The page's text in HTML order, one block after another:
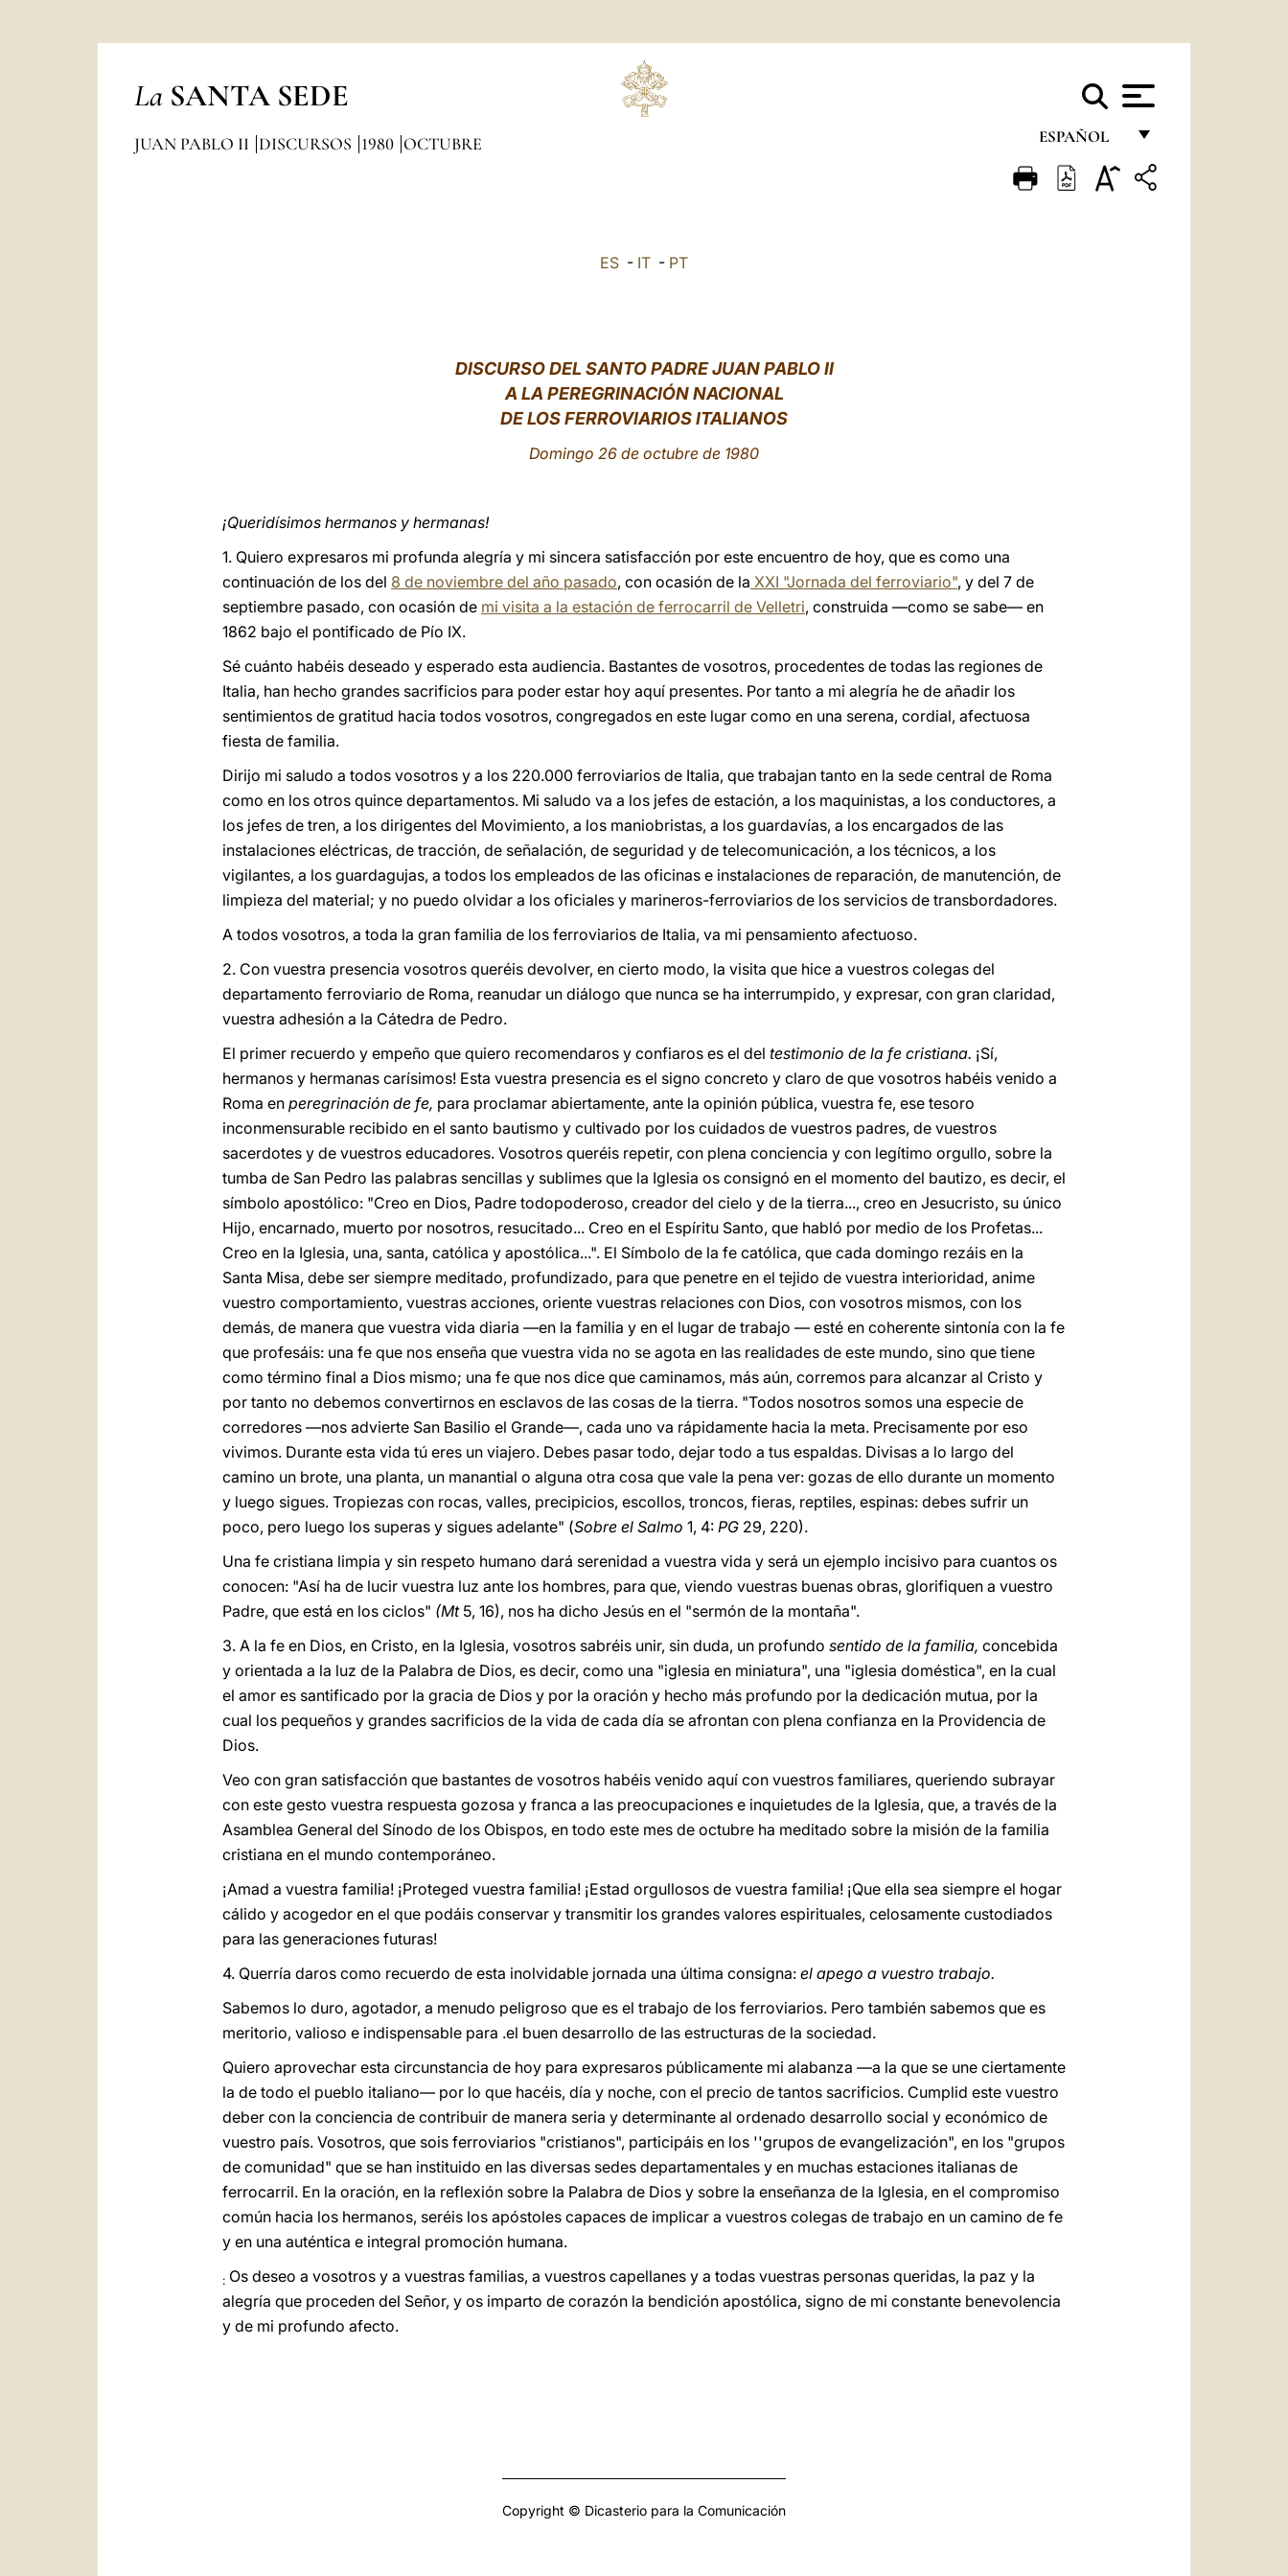
La SANTA SEDE
ESPAÑOL
FRANÇAIS
JUAN PABLO II DISCURSOS 1980 OCTUBRE
ES - IT - PT
DISCURSO DEL SANTO PADRE JUAN PABLO II
A LA PEREGRINACIÓN NACIONAL
DE LOS FERROVIARIOS ITALIANOS
Domingo 26 de octubre de 1980
¡Queridísimos hermanos y hermanas!
1. Quiero expresaros mi profunda alegría y mi sincera satisfacción por este encuentro de hoy, que es como una
continuación de los del 8 de noviembre del año pasado, con ocasión de la XXI "Jornada del ferroviario", y del 7 de
septiembre pasado, con ocasión de mi visita a la estación de ferrocarril de Velletri, construida —como se sabe— en
1862 bajo el pontificado de Pío IX.
Sé cuánto habéis deseado y esperado esta audiencia. Bastantes de vosotros, procedentes de todas las regiones de
Italia, han hecho grandes sacrificios para poder estar hoy aquí presentes. Por tanto a mi alegría he de añadir los
sentimientos de gratitud hacia todos vosotros, congregados en este lugar como en una serena, cordial, afectuosa
fiesta de familia.
Dirijo mi saludo a todos vosotros y a los 220.000 ferroviarios de Italia, que trabajan tanto en la sede central de Roma
como en los otros quince departamentos. Mi saludo va a los jefes de estación, a los maquinistas, a los conductores, a
los jefes de tren, a los dirigentes del Movimiento, a los maniobristas, a los guardavías, a los encargados de las
instalaciones eléctricas, de tracción, de señalación, de seguridad y de telecomunicación, a los técnicos, a los
vigilantes, a los guardagujas, a todos los empleados de las oficinas e instalaciones de reparación, de manutención, de
limpieza del material; y no puedo olvidar a los oficiales y marineros-ferroviarios de los servicios de transbordadores.
A todos vosotros, a toda la gran familia de los ferroviarios de Italia, va mi pensamiento afectuoso.
2. Con vuestra presencia vosotros queréis devolver, en cierto modo, la visita que hice a vuestros colegas del
departamento ferroviario de Roma, reanudar un diálogo que nunca se ha interrumpido, y expresar, con gran claridad,
vuestra adhesión a la Cátedra de Pedro.
El primer recuerdo y empeño que quiero recomendaros y confiaros es el del testimonio de la fe cristiana. ¡Sí,
hermanos y hermanas carísimos! Esta vuestra presencia es el signo concreto y claro de que vosotros habéis venido a
Roma en peregrinación de fe, para proclamar abiertamente, ante la opinión pública, vuestra fe, ese tesoro
inconmensurable recibido en el santo bautismo y cultivado por los cuidados de vuestros padres, de vuestros
sacerdotes y de vuestros educadores. Vosotros queréis repetir, con plena conciencia y con legítimo orgullo, sobre la
tumba de San Pedro las palabras sencillas y sublimes que la Iglesia os consignó en el momento del bautizo, es decir, el
símbolo apostólico: "Creo en Dios, Padre todopoderoso, creador del cielo y de la tierra..., creo en Jesucristo, su único
Hijo, encarnado, muerto por nosotros, resucitado... Creo en el Espíritu Santo, que habló por medio de los Profetas...
Creo en la Iglesia, una, santa, católica y apostólica...". El Símbolo de la fe católica, que cada domingo rezáis en la
Santa Misa, debe ser siempre meditado, profundizado, para que penetre en el tejido de vuestra interioridad, anime
vuestro comportamiento, vuestras acciones, oriente vuestras relaciones con Dios, con vosotros mismos, con los
demás, de manera que vuestra vida diaria —en la familia y en el lugar de trabajo — esté en coherente sintonía con la fe
que profesáis: una fe que nos enseña que vuestra vida no se agota en las realidades de este mundo, sino que tiene
como término final a Dios mismo; una fe que nos dice que caminamos, más aún, corremos para alcanzar al Cristo y
por tanto no debemos convertirnos en esclavos de las cosas de la tierra. "Todos nosotros somos una especie de
corredores —nos advierte San Basilio el Grande—, cada uno va rápidamente hacia la meta. Precisamente por eso
vivimos. Durante esta vida tú eres un viajero. Debes pasar todo, dejar todo a tus espaldas. Divisas a lo largo del
camino un brote, una planta, un manantial o alguna otra cosa que vale la pena ver: gozas de ello durante un momento
y luego sigues. Tropiezas con rocas, valles, precipicios, escollos, troncos, fieras, reptiles, espinas: debes sufrir un
poco, pero luego los superas y sigues adelante" (Sobre el Salmo 1, 4: PG 29, 220).
Una fe cristiana limpia y sin respeto humano dará serenidad a vuestra vida y será un ejemplo incisivo para cuantos os
conocen: "Así ha de lucir vuestra luz ante los hombres, para que, viendo vuestras buenas obras, glorifiquen a vuestro
Padre, que está en los ciclos" (Mt 5, 16), nos ha dicho Jesús en el "sermón de la montaña".
3. A la fe en Dios, en Cristo, en la Iglesia, vosotros sabréis unir, sin duda, un profundo sentido de la familia, concebida
y orientada a la luz de la Palabra de Dios, es decir, como una "iglesia en miniatura", una "iglesia doméstica", en la cual
el amor es santificado por la gracia de Dios y por la oración y hecho más profundo por la dedicación mutua, por la
cual los pequeños y grandes sacrificios de la vida de cada día se afrontan con plena confianza en la Providencia de
Dios.
Veo con gran satisfacción que bastantes de vosotros habéis venido aquí con vuestros familiares, queriendo subrayar
con este gesto vuestra respuesta gozosa y franca a las preocupaciones e inquietudes de la Iglesia, que, a través de la
Asamblea General del Sínodo de los Obispos, en todo este mes de octubre ha meditado sobre la misión de la familia
cristiana en el mundo contemporáneo.
¡Amad a vuestra familia! ¡Proteged vuestra familia! ¡Estad orgullosos de vuestra familia! ¡Que ella sea siempre el hogar
cálido y acogedor en el que podáis conservar y transmitir los grandes valores espirituales, celosamente custodiados
para las generaciones futuras!
4. Querría daros como recuerdo de esta inolvidable jornada una última consigna: el apego a vuestro trabajo.
Sabemos lo duro, agotador, a menudo peligroso que es el trabajo de los ferroviarios. Pero también sabemos que es
meritorio, valioso e indispensable para .el buen desarrollo de las estructuras de la sociedad.
Quiero aprovechar esta circunstancia de hoy para expresaros públicamente mi alabanza —a la que se une ciertamente
la de todo el pueblo italiano— por lo que hacéis, día y noche, con el precio de tantos sacrificios. Cumplid este vuestro
deber con la conciencia de contribuir de manera seria y determinante al ordenado desarrollo social y económico de
vuestro país. Vosotros, que sois ferroviarios "cristianos", participáis en los ''grupos de evangelización", en los "grupos
de comunidad" que se han instituido en las diversas sedes departamentales y en muchas estaciones italianas de
ferrocarril. En la oración, en la reflexión sobre la Palabra de Dios y sobre la enseñanza de la Iglesia, en el compromiso
común hacia los hermanos, seréis los apóstoles capaces de implicar a vuestros colegas de trabajo en un camino de fe
y en una auténtica e integral promoción humana.
: Os deseo a vosotros y a vuestras familias, a vuestros capellanes y a todas vuestras personas queridas, la paz y la
alegría que proceden del Señor, y os imparto de corazón la bendición apostólica, signo de mi constante benevolencia
y de mi profundo afecto.
Copyright © Dicasterio para la Comunicación